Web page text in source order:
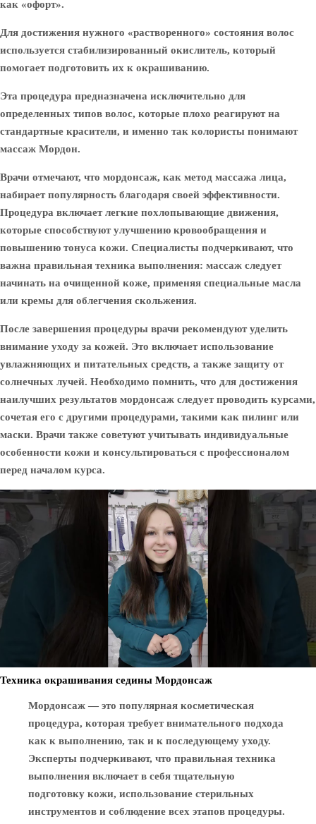
как «офорт».
Для достижения нужного «растворенного» состояния волос
используется стабилизированный окислитель, который
помогает подготовить их к окрашиванию.
Эта процедура предназначена исключительно для
определенных типов волос, которые плохо реагируют на
стандартные красители, и именно так колористы понимают
массаж Мордон.
Врачи отмечают, что мордонсаж, как метод массажа лица,
набирает популярность благодаря своей эффективности.
Процедура включает легкие похлопывающие движения,
которые способствуют улучшению кровообращения и
повышению тонуса кожи. Специалисты подчеркивают, что
важна правильная техника выполнения: массаж следует
начинать на очищенной коже, применяя специальные масла
или кремы для облегчения скольжения.
После завершения процедуры врачи рекомендуют уделить
внимание уходу за кожей. Это включает использование
увлажняющих и питательных средств, а также защиту от
солнечных лучей. Необходимо помнить, что для достижения
наилучших результатов мордонсаж следует проводить курсами,
сочетая его с другими процедурами, такими как пилинг или
маски. Врачи также советуют учитывать индивидуальные
особенности кожи и консультироваться с профессионалом
перед началом курса.
Техника окрашивания седины Мордонсаж
Мордонсаж — это популярная косметическая
процедура, которая требует внимательного подхода
как к выполнению, так и к последующему уходу.
Эксперты подчеркивают, что правильная техника
выполнения включает в себя тщательную
подготовку кожи, использование стерильных
инструментов и соблюдение всех этапов процедуры.